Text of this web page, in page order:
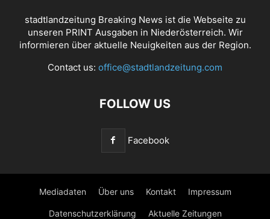
stadtlandzeitung Breaking News ist die Webseite zu
unseren PRINT Ausgaben in Niederösterreich. Wir
informieren über aktuelle Neuigkeiten aus der Region.
Contact us: office@stadtlandzeitung.com
FOLLOW US
Facebook
Mediadaten Über uns Kontakt Impressum
Datenschutzerklärung Aktuelle Zeitungen